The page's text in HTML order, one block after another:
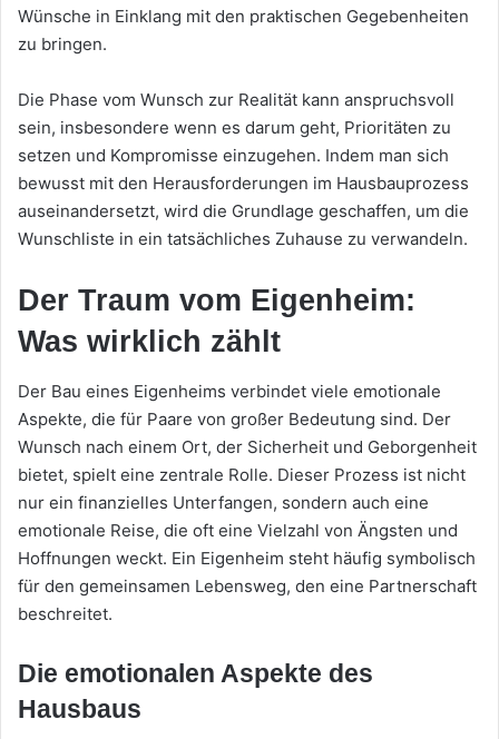
Wünsche in Einklang mit den praktischen Gegebenheiten
zu bringen.
Die Phase vom Wunsch zur Realität kann anspruchsvoll
sein, insbesondere wenn es darum geht, Prioritäten zu
setzen und Kompromisse einzugehen. Indem man sich
bewusst mit den Herausforderungen im Hausbauprozess
auseinandersetzt, wird die Grundlage geschaffen, um die
Wunschliste in ein tatsächliches Zuhause zu verwandeln.
Der Traum vom Eigenheim:
Was wirklich zählt
Der Bau eines Eigenheims verbindet viele emotionale
Aspekte, die für Paare von großer Bedeutung sind. Der
Wunsch nach einem Ort, der Sicherheit und Geborgenheit
bietet, spielt eine zentrale Rolle. Dieser Prozess ist nicht
nur ein finanzielles Unterfangen, sondern auch eine
emotionale Reise, die oft eine Vielzahl von Ängsten und
Hoffnungen weckt. Ein Eigenheim steht häufig symbolisch
für den gemeinsamen Lebensweg, den eine Partnerschaft
beschreitet.
Die emotionalen Aspekte des
Hausbaus